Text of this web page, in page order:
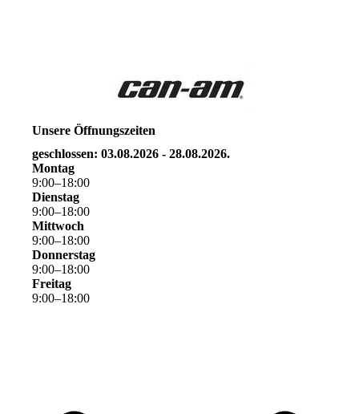
Unsere Öffnungszeiten
geschlossen: 03.08.2026 - 28.08.2026.
Montag
9:00–18:00
Dienstag
9:00–18:00
Mittwoch
9:00–18:00
Donnerstag
9:00–18:00
Freitag
9:00–18:00